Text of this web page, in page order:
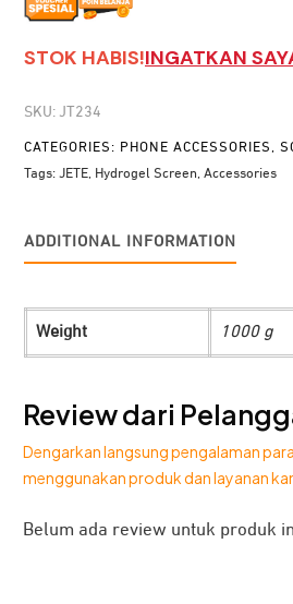
STOK HABIS!INGATKAN
SKU: JT234
CATEGORIES: PHONE ACCESSORIES ,
Tags: JETE, Hydrogel Screen, Accessories
ADDITIONAL INFORMATION
Weight 1000 g
Review dari
Dengarkan langsung pengalaman
menggunakan produk dan layanan
Belum ada review untuk produk